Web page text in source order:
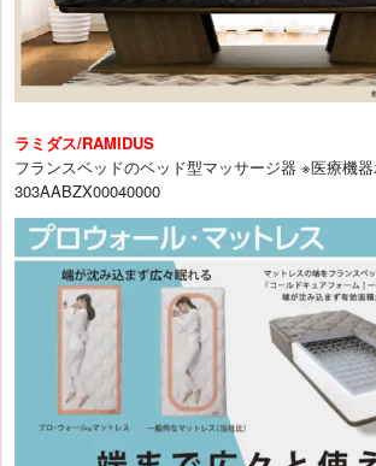
ラミダス/RAMIDUS
フランスベッドのベッド型マッサージ器 ※医療機
303AABZX00040000